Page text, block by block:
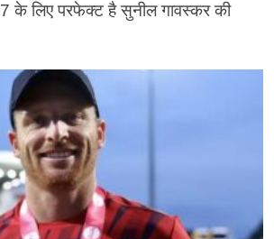
के लिए परफेक्ट है सुनील गावस्कर की